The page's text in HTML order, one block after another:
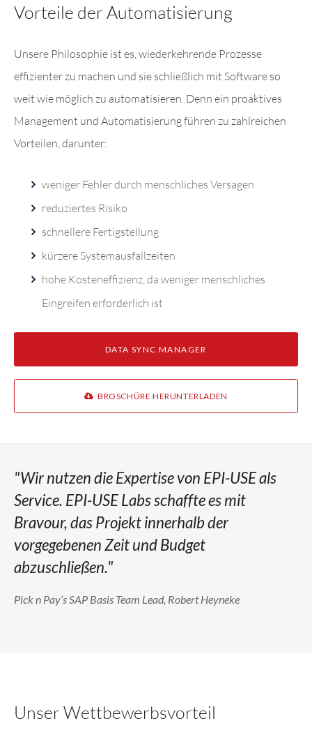
Vorteile der Automatisierung
Unsere Philosophie ist es, wiederkehrende Prozesse
effizienter zu machen und sie schließlich mit Software so
weit wie möglich zu automatisieren. Denn ein proaktives
Management und Automatisierung führen zu zahlreichen
Vorteilen, darunter:
weniger Fehler durch menschliches Versagen
reduziertes Risiko
schnellere Fertigstellung
kürzere Systemausfallzeiten
hohe Kosteneffizienz, da weniger menschliches
Eingreifen erforderlich ist
DATA SYNC MANAGER
BROSCHÜRE HERUNTERLADEN
"Wir nutzen die Expertise von EPI-USE als
Service. EPI-USE Labs schaffte es mit
Bravour, das Projekt innerhalb der
vorgegebenen Zeit und Budget
abzuschließen."
Pick n Pay’s SAP Basis Team Lead, Robert Heyneke
Unser Wettbewerbsvorteil